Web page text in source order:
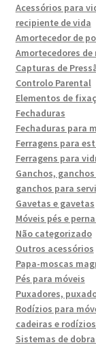
Acessórios para
recipiente de vida
Amortecedor de
Amortecedores
Capturas de
Controlo Parental
Elementos de
Fechaduras
Fechaduras para
Ferragens para
Ferragens para
Ganchos,
ganchos para
Gavetas e gavetas
Móveis pés e
Não categorizado
Outros acessórios
Papa-moscas
Pés para móveis
Puxadores,
Rodízios para
cadeiras e
Sistemas de